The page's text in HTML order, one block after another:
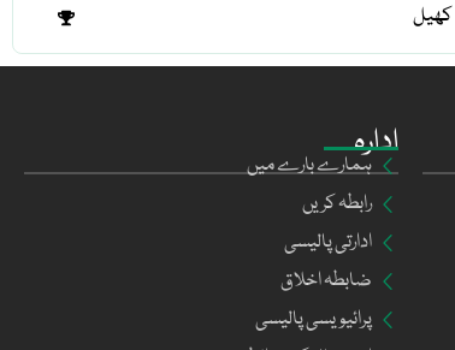
کھیل
ادارہ
ہمارے بارے میں
رابطہ کریں
ادارتی پالیسی
ضابطہ اخلاق
پرائیویسی پالیسی